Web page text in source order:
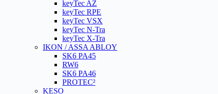
keyTec AZ
keyTec RPE
keyTec VSX
keyTec N-Tra
keyTec X-Tra
IKON / ASSA ABLOY
SK6 PA45
RW6
SK6 PA46
PROTEC²
KESO